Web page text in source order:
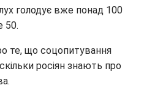
голодує вже понад 100
50.
те, що соцопитування
росіян знають про